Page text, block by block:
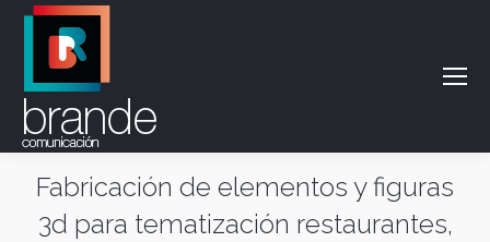
Fabricación de elementos y figuras
3d para tematización restaurantes,